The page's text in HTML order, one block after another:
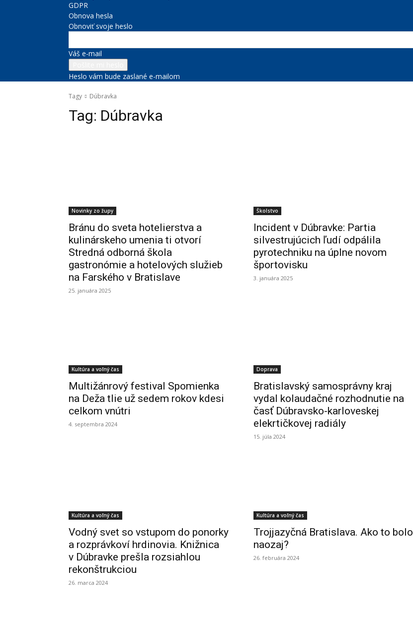
GDPR
Obnova hesla
Obnoviť svoje heslo
Váš e-mail
Heslo vám bude zaslané e-mailom
Tagy Dúbravka
Tag: Dúbravka
Novinky zo župy
Bránu do sveta hotelierstva a
kulinárskeho umenia ti otvorí
Stredná odborná škola
gastronómie a hotelových služieb
na Farského v Bratislave
25. januára 2025
Školstvo
Incident v Dúbravke: Partia
silvestrujúcich ľudí odpálila
pyrotechniku na úplne novom
športovisku
3. januára 2025
Kultúra a voľný čas
Multižánrový festival Spomienka
na Deža tlie už sedem rokov kdesi
celkom vnútri
4. septembra 2024
Doprava
Bratislavský samosprávny kraj
vydal kolaudačné rozhodnutie na
časť Dúbravsko-karloveskej
elekrtičkovej radiály
15. júla 2024
Kultúra a voľný čas
Vodný svet so vstupom do ponorky
a rozprávkoví hrdinovia. Knižnica
v Dúbravke prešla rozsiahlou
rekonštrukciou
26. marca 2024
Kultúra a voľný čas
Trojjazyčná Bratislava. Ako to bolo
naozaj?
26. februára 2024